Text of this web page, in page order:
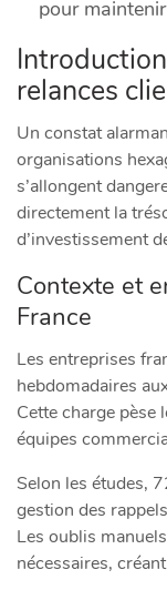
pour
relances
Un constat
organisations
s’allongent
directement la
d’investissement
Contexte et
France
Les entreprises
hebdomadaires
Cette charge
équipes
Selon les études,
gestion des
Les oublis
nécessaires,